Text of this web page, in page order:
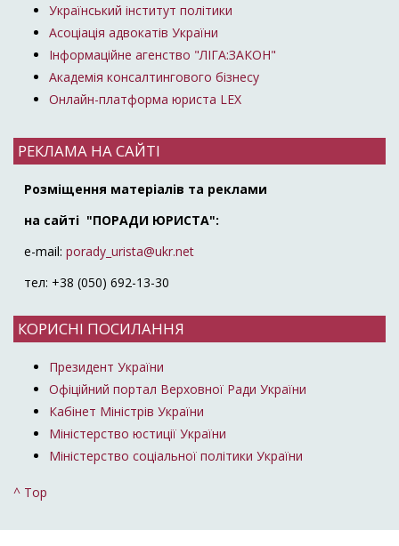
Український інститут політики
Асоціація адвокатів України
Інформаційне агенство "ЛІГА:ЗАКОН"
Академія консалтингового бізнесу
Онлайн-платформа юриста LEX
РЕКЛАМА НА САЙТІ
Розміщення матеріалів та реклами
на сайті "ПОРАДИ ЮРИСТА":
e-mail: porady_urista@ukr.net
тел: +38 (050) 692-13-30
КОРИСНІ ПОСИЛАННЯ
Президент України
Офіційний портал Верховної Ради України
Кабінет Міністрів України
Міністерство юстиції України
Міністерство соціальної політики України
^ Top